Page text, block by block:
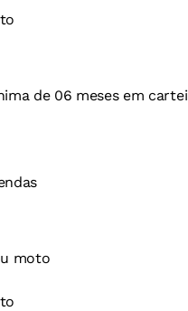
de 06 meses em
moto